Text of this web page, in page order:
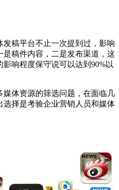
稿平台不止一次提到过，影响
稿件内容，二是发布渠道，这
响程度保守说可以达到90%以
体资源的筛选问题，在面临几
择是考验企业营销人员和媒体